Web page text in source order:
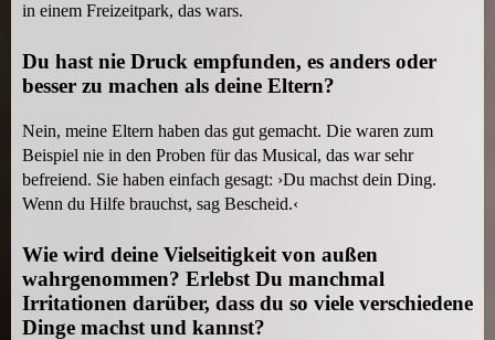
in einem Freizeitpark, das wars.
Du hast nie Druck empfunden, es anders oder
besser zu machen als deine Eltern?
Nein, meine Eltern haben das gut gemacht. Die waren zum
Beispiel nie in den Proben für das Musical, das war sehr
befreiend. Sie haben einfach gesagt: ›Du machst dein Ding.
Wenn du Hilfe brauchst, sag Bescheid.‹
Wie wird deine Vielseitigkeit von außen
wahrgenommen? Erlebst Du manchmal
Irritationen darüber, dass du so viele verschiedene
Dinge machst und kannst?